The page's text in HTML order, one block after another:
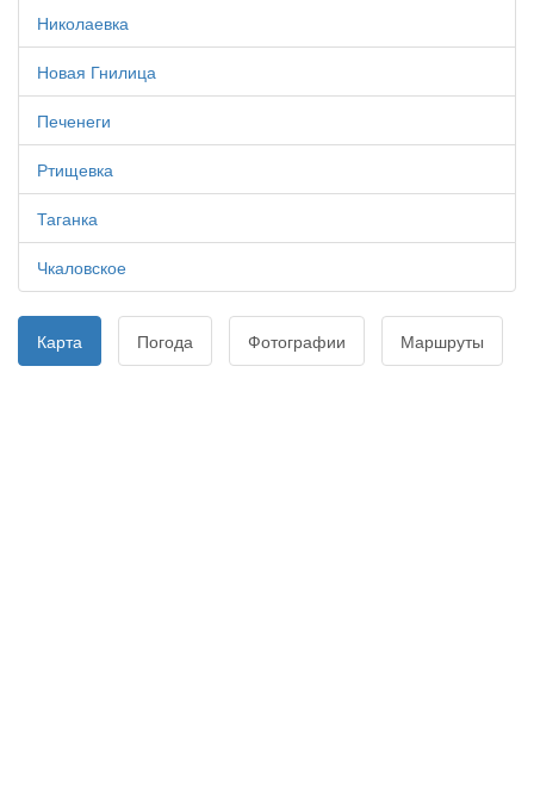
Николаевка
Новая Гнилица
Печенеги
Ртищевка
Таганка
Чкаловское
Карта Погода Фотографии Маршруты